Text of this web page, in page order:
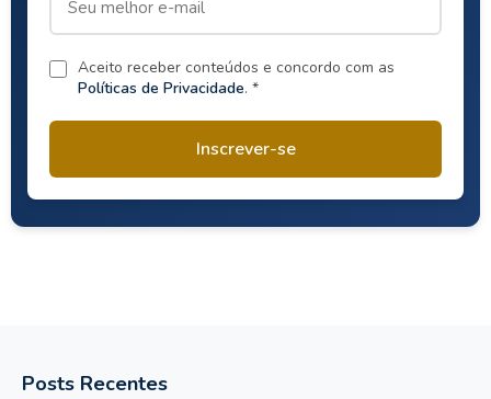
Aceito receber conteúdos e concordo com as
Políticas de Privacidade. *
Inscrever-se
Posts Recentes